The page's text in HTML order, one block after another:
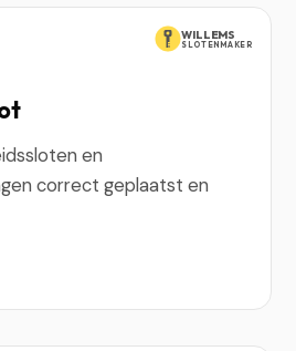
WILLEMS
SLOTENMAKER
en
correct geplaatst en